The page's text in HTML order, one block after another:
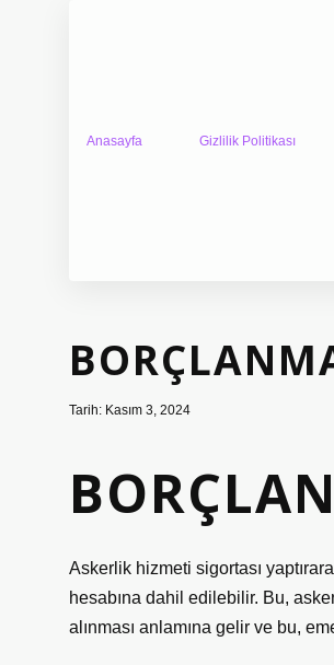
Anasayfa Gizlilik Politikası
Tarih: Kasım 3, 2024
Askerlik hizmeti sigortası
hesabına dahil edilebilir. Bu,
alınması anlamına gelir ve bu,